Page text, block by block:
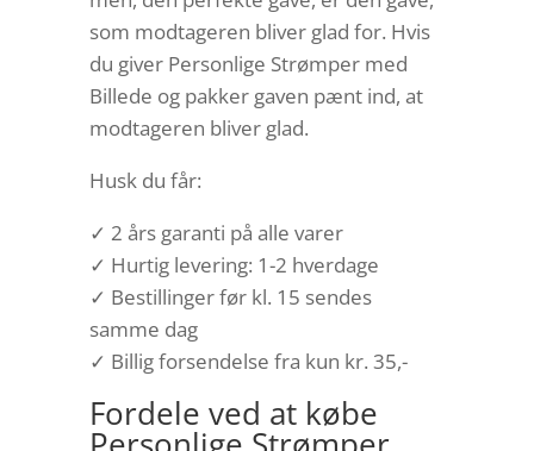
som modtageren bliver glad for. Hvis
du giver Personlige Strømper med
Billede og pakker gaven pænt ind, at
modtageren bliver glad.
Husk du får:
✓ 2 års garanti på alle varer
✓ Hurtig levering: 1-2 hverdage
✓ Bestillinger før kl. 15 sendes
samme dag
✓ Billig forsendelse fra kun kr. 35,-
Fordele ved at købe